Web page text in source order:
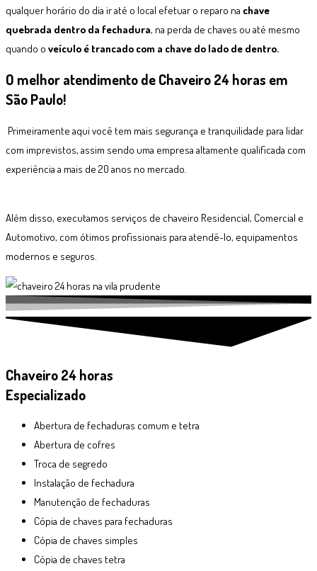
qualquer horário do dia ir até o local efetuar o reparo na chave
quebrada dentro da fechadura, na perda de chaves ou até mesmo
quando o veículo é trancado com a chave do lado de dentro.
O melhor atendimento de Chaveiro 24 horas em
São Paulo!
Primeiramente aqui você tem mais segurança e tranquilidade para lidar
com imprevistos, assim sendo uma empresa altamente qualificada com
experiência a mais de 20 anos no mercado.
Além disso, executamos serviços de chaveiro Residencial, Comercial e
Automotivo, com ótimos profissionais para atendê-lo, equipamentos
modernos e seguros.
Chaveiro 24 horas
Especializado
Abertura de fechaduras comum e tetra
Abertura de cofres
Troca de segredo
Instalação de fechadura
Manutenção de fechaduras
Cópia de chaves para fechaduras
Cópia de chaves simples
Cópia de chaves tetra